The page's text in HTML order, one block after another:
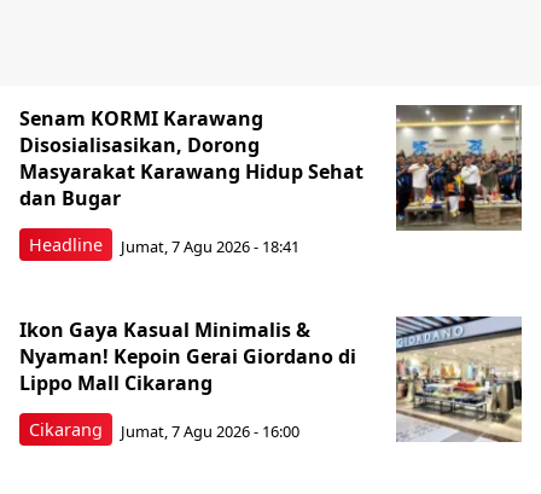
Headline
Senam KORMI Karawang
Disosialisasikan, Dorong
Masyarakat Karawang Hidup Sehat
dan Bugar
Jumat, 7 Agu 2026 - 18:41
Cikarang
Ikon Gaya Kasual Minimalis &
Nyaman! Kepoin Gerai Giordano di
Lippo Mall Cikarang
Jumat, 7 Agu 2026 - 16:00